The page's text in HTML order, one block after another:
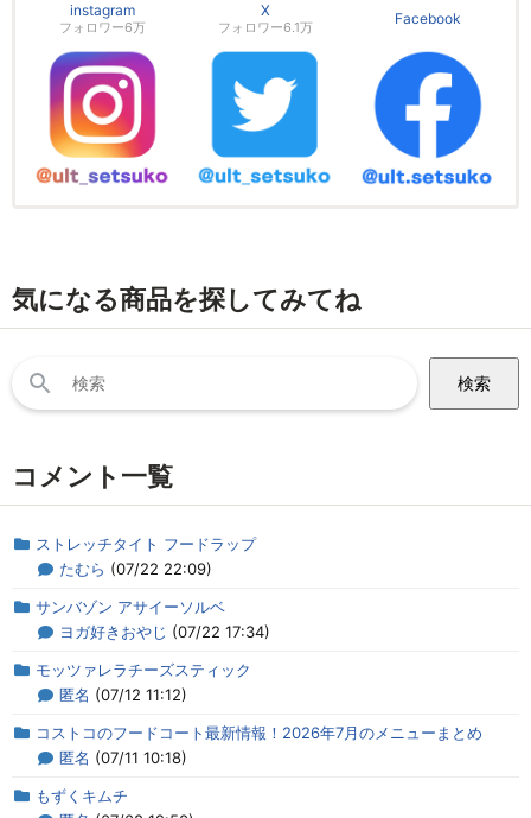
instagram
フォロワー6万
X
フォロワー6.1万
Facebook
気になる商品を探してみてね
索:
コメント一覧
ストレッチタイト フードラップ
たむら (07/22 22:09)
サンバゾン アサイーソルベ
ヨガ好きおやじ (07/22 17:34)
モッツァレラチーズスティック
匿名 (07/12 11:12)
コストコのフードコート最新情報！2026年7月のメニューまとめ
匿名 (07/11 10:18)
もずくキムチ